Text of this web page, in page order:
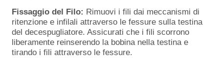
Fissaggio del Filo: Rimuovi i fili dai meccanismi di
ritenzione e infilali attraverso le fessure sulla testina
del decespugliatore. Assicurati che i fili scorrono
liberamente reinserendo la bobina nella testina e
tirando i fili attraverso le fessure.